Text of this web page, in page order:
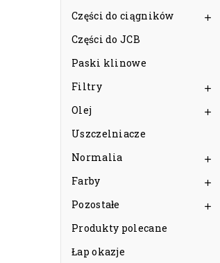
Części do ciągników

Części do JCB
Paski klinowe
Filtry

Olej 
Uszczelniacze
Normalia

Farby 
Pozostałe 
Produkty polecane
Łap okazje